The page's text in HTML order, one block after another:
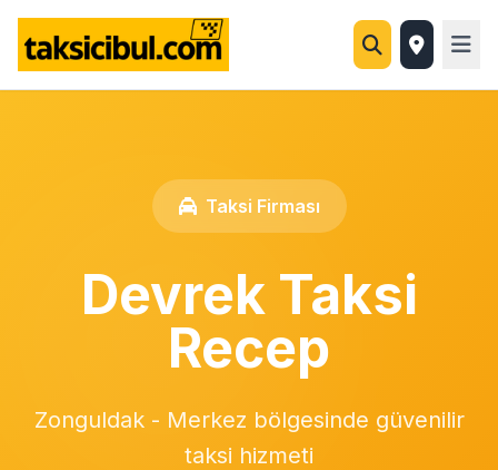
Taksi Firması
Devrek Taksi
Recep
Zonguldak - Merkez bölgesinde güvenilir
taksi hizmeti